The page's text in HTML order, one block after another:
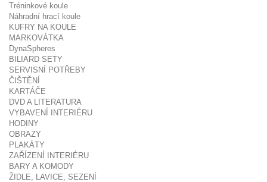
Tréninkové koule
Náhradní hrací koule
KUFRY NA KOULE
MARKOVÁTKA
DynaSpheres
BILIARD SETY
SERVISNÍ POTŘEBY
ČIŠTĚNÍ
KARTÁČE
DVD A LITERATURA
VYBAVENÍ INTERIÉRU
HODINY
OBRAZY
PLAKÁTY
ZAŘÍZENÍ INTERIÉRU
BARY A KOMODY
ŽIDLE, LAVICE, SEZENÍ